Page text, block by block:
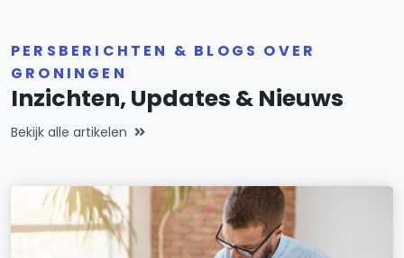
PERSBERICHTEN & BLOGS OVER
GRONINGEN
Inzichten, Updates & Nieuws
Bekijk alle artikelen